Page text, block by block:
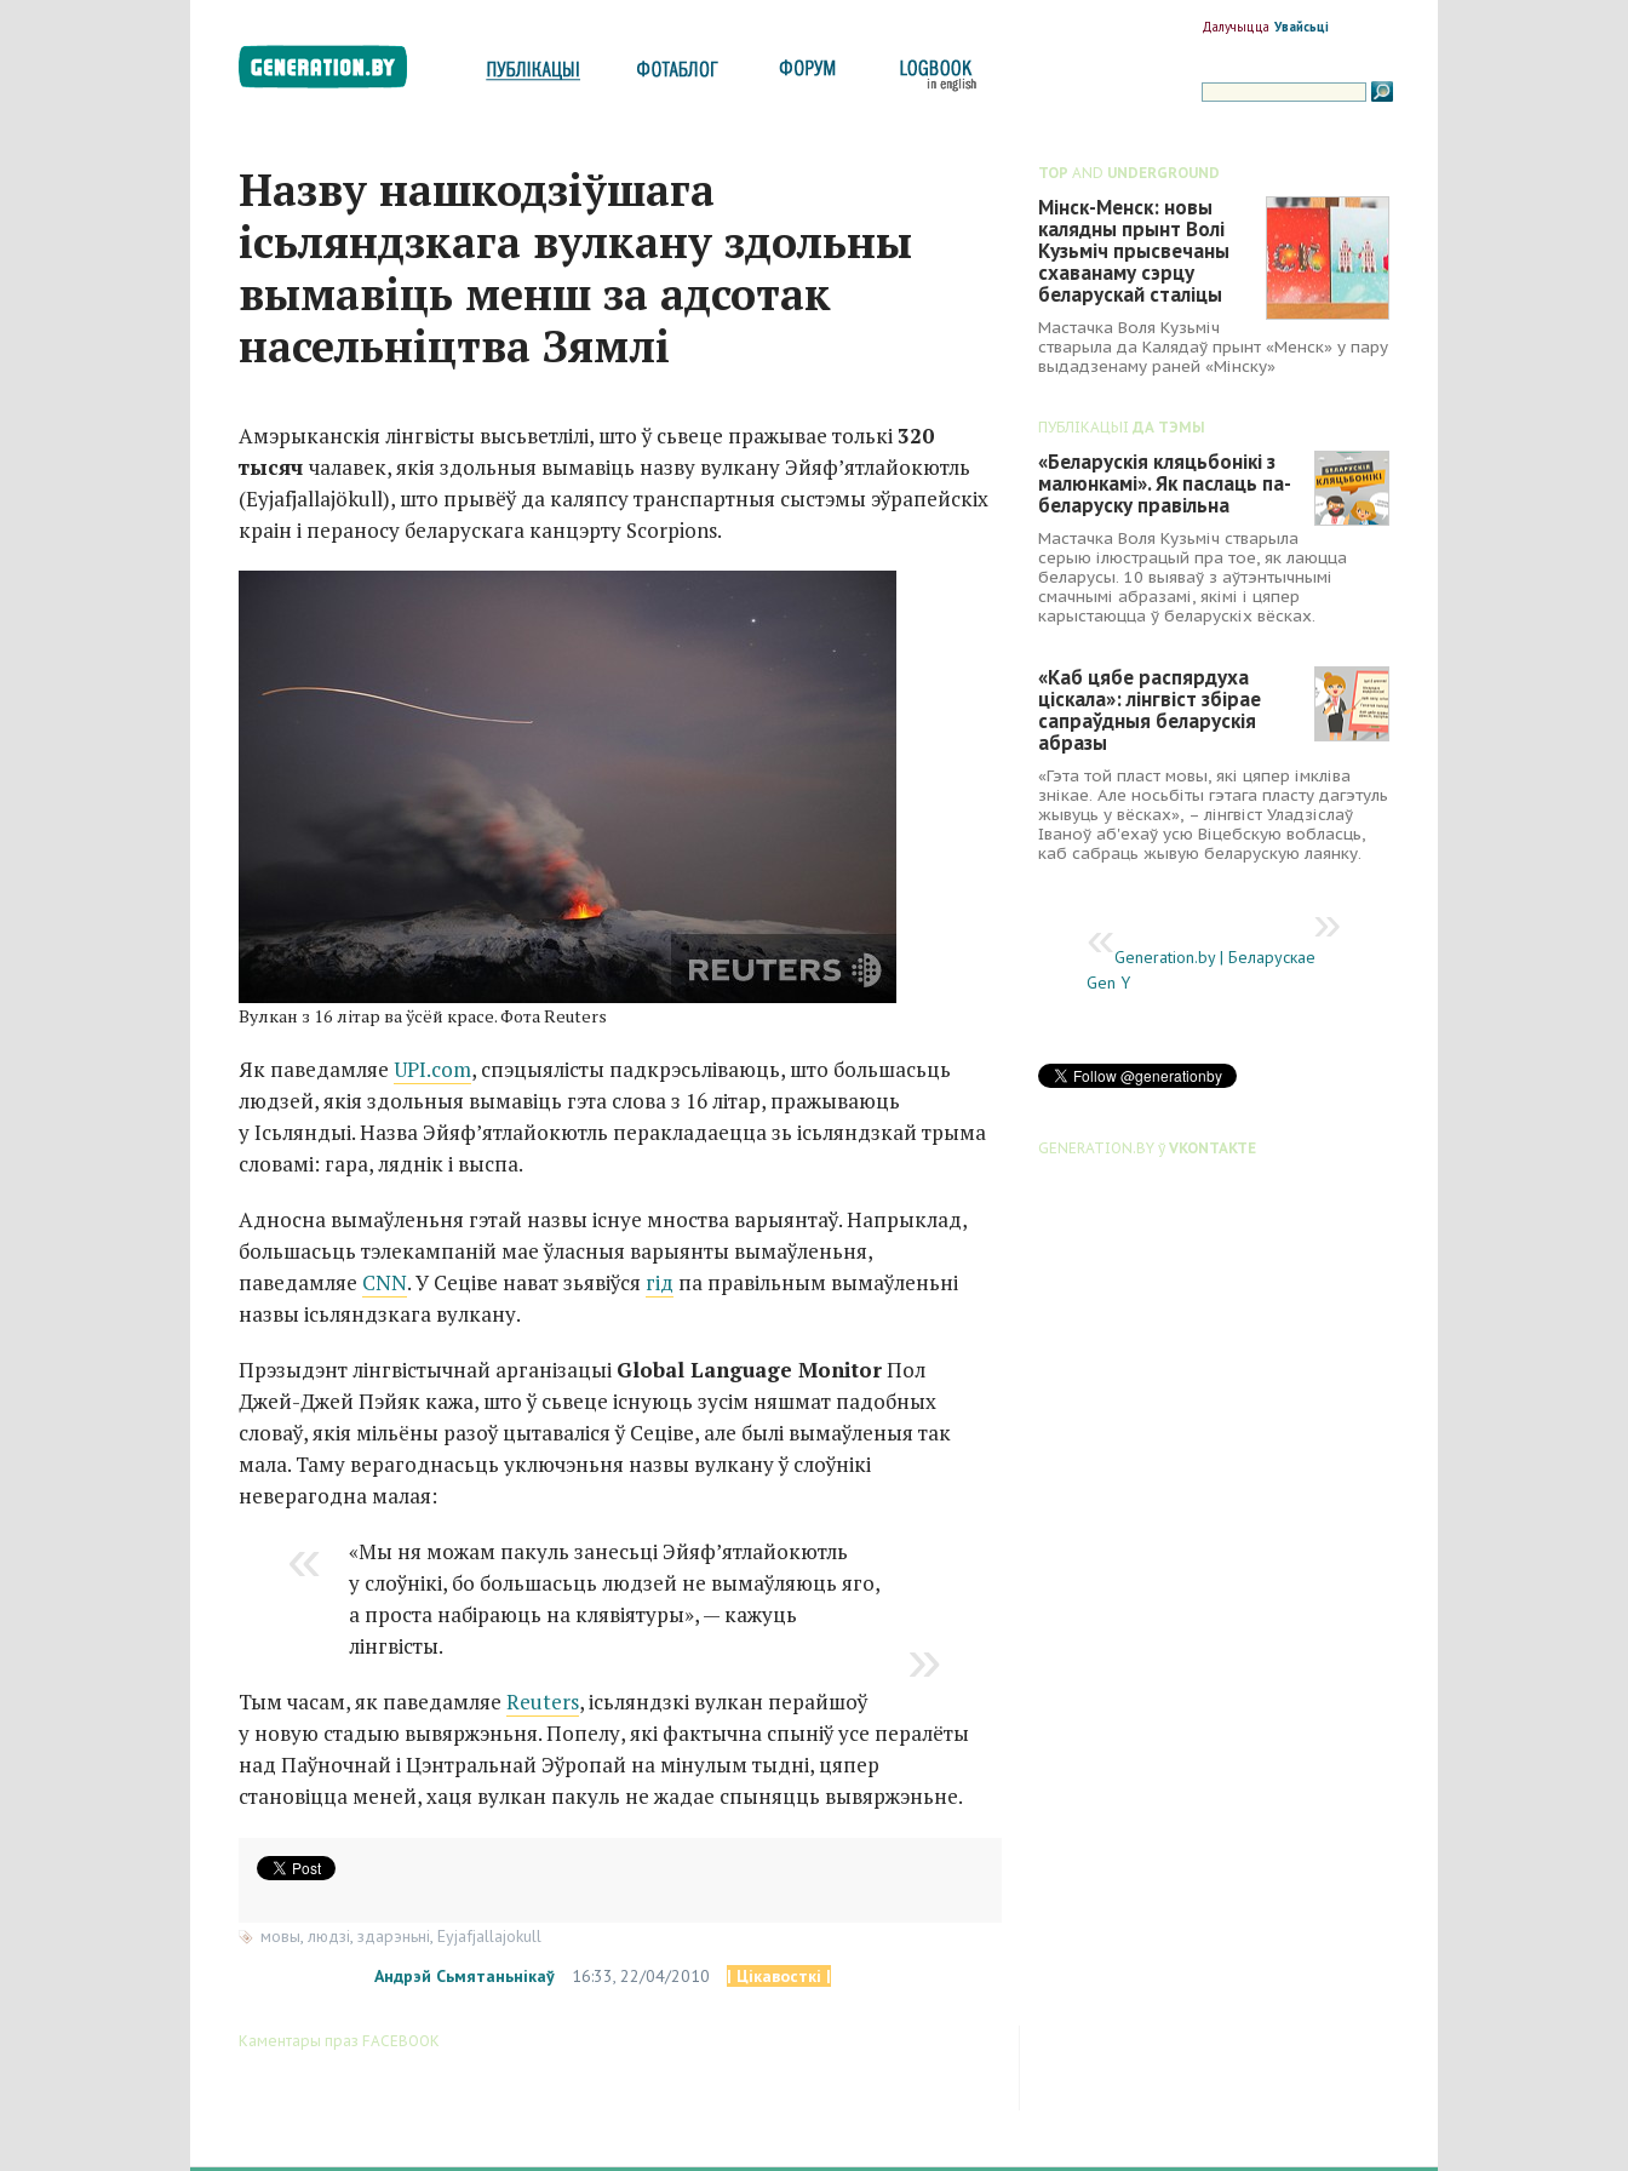
Далучыцца Увайсьці
Назву нашкодзіўшага
ісьляндзкага вулкану здольны
вымавіць менш за адсотак
насельніцтва Зямлі
Амэрыканскія лінгвісты высьветлілі, што ў сьвеце пражывае толькі 320
тысяч чалавек, якія здольныя вымавіць назву вулкану Эйяф’ятлайокютль
(Eyjafjallajökull), што прывёў да каляпсу транспартныя сыстэмы эўрапейскіх
краін і пераносу беларускага канцэрту Scorpions.
Вулкан з 16 літар ва ўсёй красе. Фота Reuters
Як паведамляе UPI.com, cпэцыялісты падкрэсьліваюць, што большасьць
людзей, якія здольныя вымавіць гэта слова з 16 літар, пражываюць
у Ісьляндыі. Назва Эйяф’ятлайокютль перакладаецца зь ісьляндзкай трыма
словамі: гара, ляднік і выспа.
Адносна вымаўленьня гэтай назвы існуе мноства варыянтаў. Напрыклад,
большасьць тэлекампаній мае ўласныя варыянты вымаўленьня,
паведамляе CNN. У Сеціве нават зьявіўся гід па правільным вымаўленьні
назвы ісьляндзкага вулкану.
Прэзыдэнт лінгвістычнай арганізацыі Global Language MonitorПол
Джей-Джей Пэйяк кажа, што ў сьвеце існуюць зусім няшмат падобных
словаў, якія мільёны разоў цытаваліся ў Сеціве, але былі вымаўленыя так
мала. Таму верагоднасьць уключэньня назвы вулкану ў слоўнікі
неверагодна малая:
«Мы ня можам пакуль занесьці Эйяф’ятлайокютль
у слоўнікі, бо большасьць людзей не вымаўляюць яго,
а проста набіраюць на клявіятуры», — кажуць
лінгвісты.
Тым часам, як паведамляе Reuters, ісьляндзкі вулкан перайшоў
у новую стадыю вывяржэньня. Попелу, які фактычна спыніў усе пералёты
над Паўночнай і Цэнтральнай Эўропай на мінулым тыдні, цяпер
становіцца меней, хаця вулкан пакуль не жадае спыняцць вывяржэньне.
мовы людзі здарэньні Eyjafjallajokull
Андрэй Сьмятаньнікаў
16:33, 22/04/2010 | Цікавосткі |
Каментары праз FACEBOOK
TOP AND UNDERGROUND
Мінск-Менск: новы
калядны прынт Волі
Кузьміч прысвечаны
схаванаму сэрцу
беларускай сталіцы
Мастачка Воля Кузьміч
стварыла да Калядаў прынт «Менск» у пару
выдадзенаму раней «Мінску»
ПУБЛІКАЦЫІ ДА ТЭМЫ
«Беларускія кляцьбонікі з
малюнкамі». Як паслаць па-
беларуску правільна
Мастачка Воля Кузьміч стварыла
серыю ілюстрацый пра тое, як лаюцца
беларусы. 10 выяваў з аўтэнтычнымі
смачнымі абразамі, якімі і цяпер
карыстаюцца ў беларускіх вёсках.
«Каб цябе распярдуха
ціскала»: лінгвіст збірае
сапраўдныя беларускія
абразы
«Гэта той пласт мовы, які цяпер імкліва
знікае. Але носьбіты гэтага пласту дагэтуль
жывуць у вёсках», – лінгвіст Уладзіслаў
Іваноў аб'ехаў усю Віцебскую вобласць,
каб сабраць жывую беларускую лаянку.
Generation.by | Беларускае
Gen Y
GENERATION.BY ў VKONTAKTE